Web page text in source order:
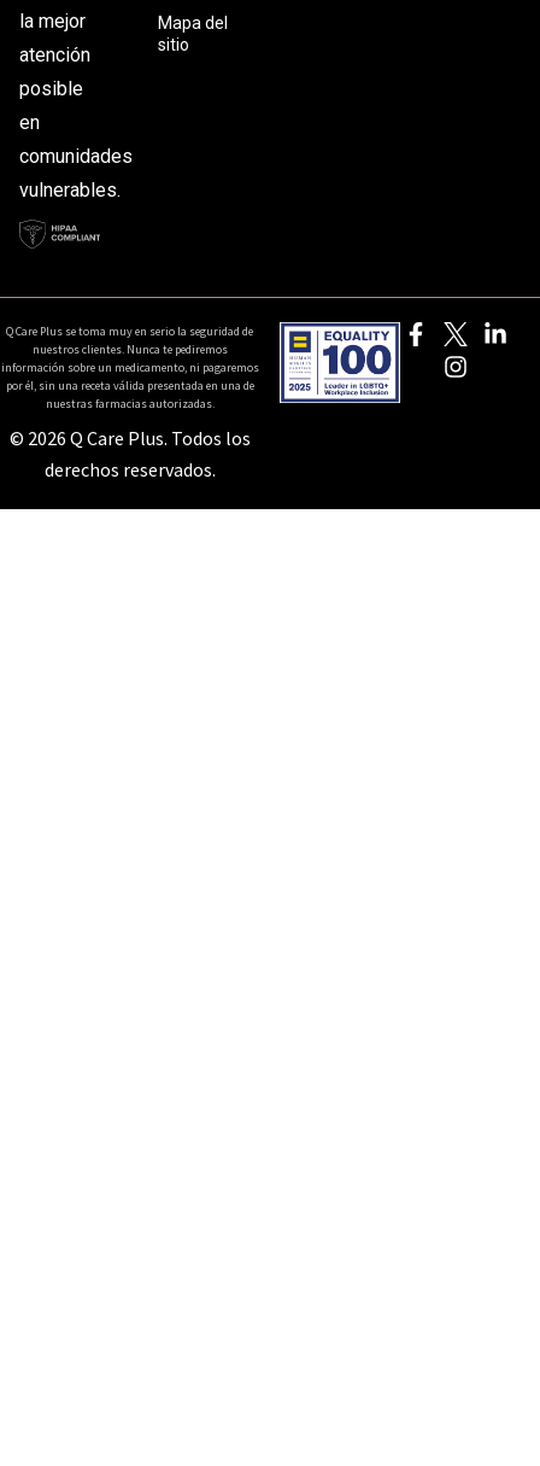
la mejor
atención
posible
en
comunidades
vulnerables.
Mapa del
sitio
Q Care Plus se toma muy en serio la seguridad de
nuestros clientes. Nunca te pediremos
información sobre un medicamento, ni pagaremos
por él, sin una receta válida presentada en una de
nuestras farmacias autorizadas.
© 2026 Q Care Plus. Todos los
derechos reservados.